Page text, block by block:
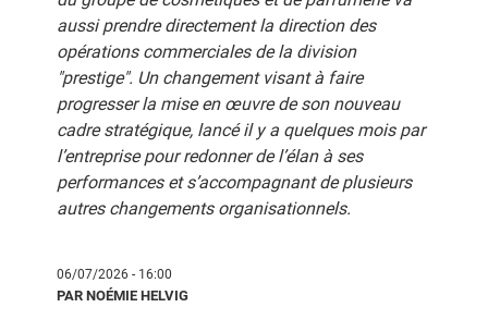
aussi prendre directement la direction des
opérations commerciales de la division
"prestige". Un changement visant à faire
progresser la mise en œuvre de son nouveau
cadre stratégique, lancé il y a quelques mois par
l’entreprise pour redonner de l’élan à ses
performances et s’accompagnant de plusieurs
autres changements organisationnels.
06/07/2026 - 16:00
PAR NOÉMIE HELVIG